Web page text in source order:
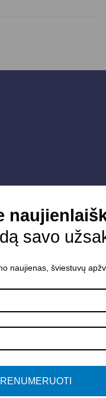
savo
naujienas, šviestuvų